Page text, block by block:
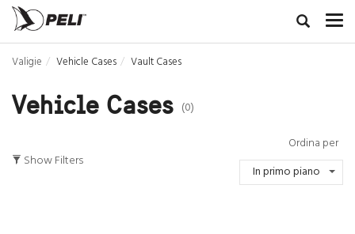
Valigie Vehicle Cases Vault Cases
Vehicle Cases (0)
Show Filters
Ordina per
In primo piano